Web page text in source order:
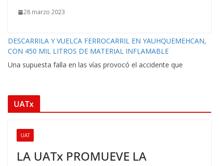
28 marzo 2023
DESCARRILA Y VUELCA FERROCARRIL EN YAUHQUEMEHCAN,
CON 450 MIL LITROS DE MATERIAL INFLAMABLE
Una supuesta falla en las vías provocó el accidente que
UATx
UAT
LA UATx PROMUEVE LA